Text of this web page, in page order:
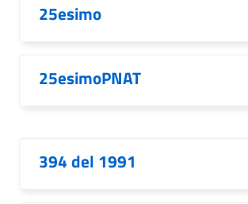
25esimo
25esimoPNAT
394 del 1991